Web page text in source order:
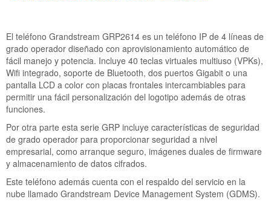
Grandstream IP GXP 2140
Grandstream IP GXP 2160
Grandstream IP GXP 2170
Grandstream Teclado Expansión GXP 2200
Grandstream Teclado Expansión GBX20
El teléfono Grandstream GRP2614 es un teléfono IP de 4 líneas de
grado operador diseñado con aprovisionamiento automático de
fácil manejo y potencia. Incluye 40 teclas virtuales multiuso (VPKs),
Wifi integrado, soporte de Bluetooth, dos puertos Gigabit o una
pantalla LCD a color con placas frontales intercambiables para
permitir una fácil personalización del logotipo además de otras
funciones.
Por otra parte esta serie GRP incluye características de seguridad
de grado operador para proporcionar seguridad a nivel
empresarial, como arranque seguro, imágenes duales de firmware
y almacenamiento de datos cifrados.
Este teléfono además cuenta con el respaldo del servicio en la
nube llamado Grandstream Device Management System (GDMS).